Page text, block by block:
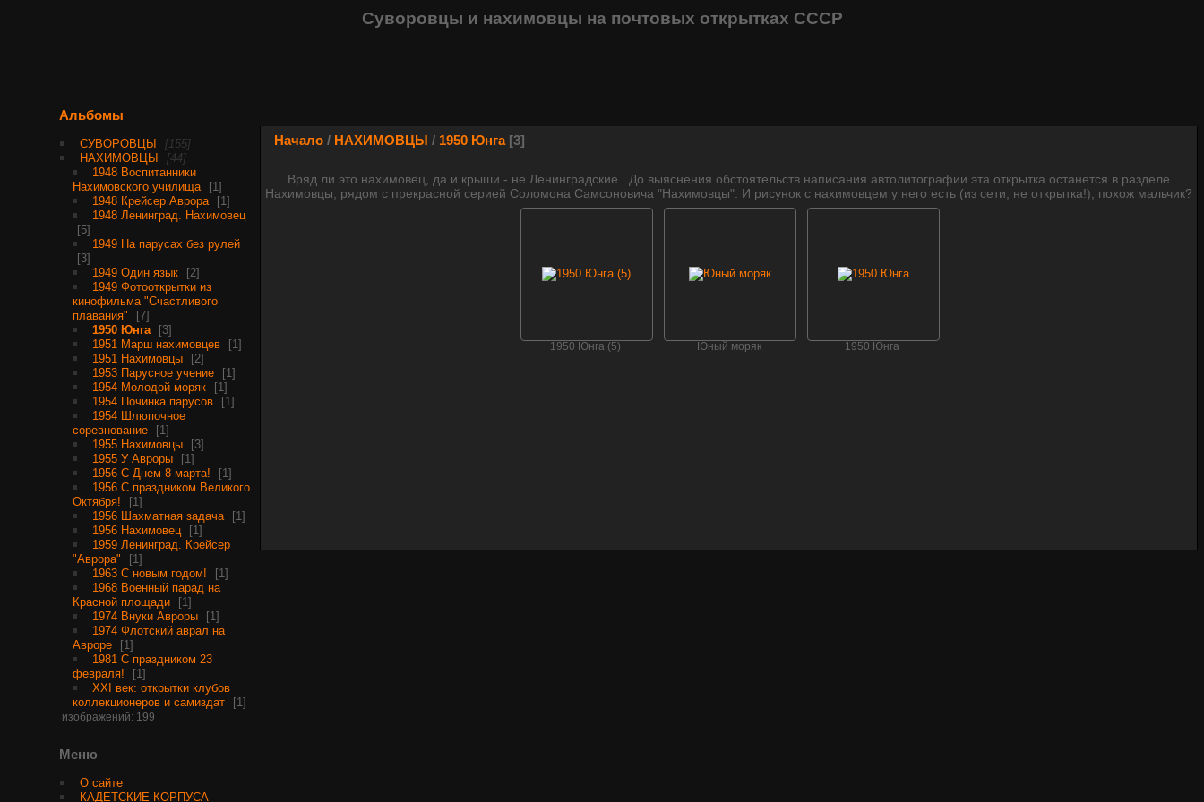
Суворовцы и нахимовцы на почтовых открытках СССР
Альбомы
СУВОРОВЦЫ
155
НАХИМОВЦЫ
44
1948 Воспитанники
Нахимовского училища
1
1948 Крейсер Аврора
1
1948 Ленинград. Нахимовец
5
1949 На парусах без рулей
3
1949 Один язык
2
1949 Фотооткрытки из
кинофильма "Счастливого
плавания"
7
1950 Юнга
3
1951 Марш нахимовцев
1
1951 Нахимовцы
2
1953 Парусное учение
1
1954 Молодой моряк
1
1954 Починка парусов
1
1954 Шлюпочное
соревнование
1
1955 Нахимовцы
3
1955 У Авроры
1
1956 С Днем 8 марта!
1
1956 С праздником Великого
Октября!
1
1956 Шахматная задача
1
1956 Нахимовец
1
1959 Ленинград. Крейсер
"Аврора"
1
1963 С новым годом!
1
1968 Военный парад на
Красной площади
1
1974 Внуки Авроры
1
1974 Флотский аврал на
Авроре
1
1981 С праздником 23
февраля!
1
XXI век: открытки клубов
коллекционеров и самиздат
1
изображений: 199
Меню
О сайте
КАДЕТСКИЕ КОРПУСА
Начало / НАХИМОВЦЫ / 1950 Юнга 3
Вряд ли это нахимовец, да и крыши - не Ленинградские.. До выяснения обстоятельств написания автолитографии эта открытка останется в разделе
Нахимовцы, рядом с прекрасной серией Соломона Самсоновича "Нахимовцы". И рисунок с нахимовцем у него есть (из сети, не открытка!), похож мальчик?
1950 Юнга (5) Юный моряк 1950 Юнга